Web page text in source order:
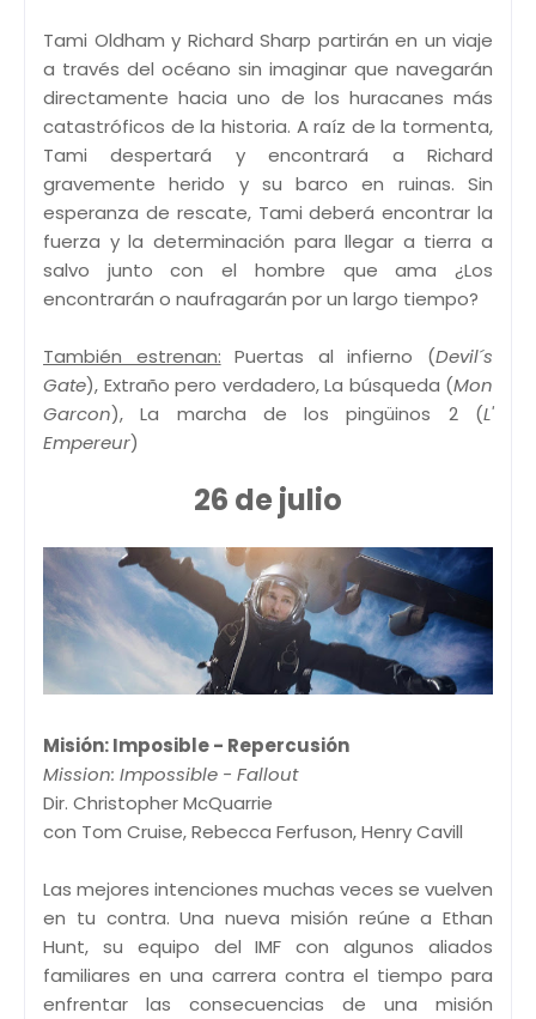
Tami Oldham y Richard Sharp partirán en un viaje
a través del océano sin imaginar que navegarán
directamente hacia uno de los huracanes más
catastróficos de la historia. A raíz de la tormenta,
Tami despertará y encontrará a Richard
gravemente herido y su barco en ruinas. Sin
esperanza de rescate, Tami deberá encontrar la
fuerza y la determinación para llegar a tierra a
salvo junto con el hombre que ama ¿Los
encontrarán o naufragarán por un largo tiempo?
También estrenan: Puertas al infierno (Devil´s
Gate), Extraño pero verdadero, La búsqueda (Mon
Garcon), La marcha de los pingüinos 2 (L'
Empereur)
26 de julio
Misión: Imposible - Repercusión
Mission: Impossible - Fallout
Dir. Christopher McQuarrie
con Tom Cruise, Rebecca Ferfuson, Henry Cavill
Las mejores intenciones muchas veces se vuelven
en tu contra. Una nueva misión reúne a Ethan
Hunt, su equipo del IMF con algunos aliados
familiares en una carrera contra el tiempo para
enfrentar las consecuencias de una misión